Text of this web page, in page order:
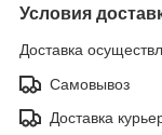
Условия
Доставка
Самовывоз
Доставка